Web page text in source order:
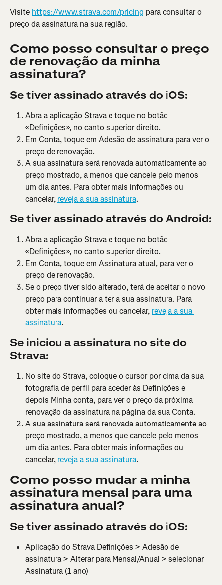
Visite https://www.strava.com/pricing para consultar o
preço da assinatura na sua região.
Como posso consultar o preço
de renovação da minha
assinatura?
Se tiver assinado através do iOS:
Abra a aplicação Strava e toque no botão
«Definições», no canto superior direito.
Em Conta, toque em Adesão de assinatura para ver o
preço de renovação.
A sua assinatura será renovada automaticamente ao
preço mostrado, a menos que cancele pelo menos
um dia antes. Para obter mais informações ou
cancelar, reveja a sua assinatura.
Se tiver assinado através do Android:
Abra a aplicação Strava e toque no botão
«Definições», no canto superior direito.
Em Conta, toque em Assinatura atual, para ver o
preço de renovação.
Se o preço tiver sido alterado, terá de aceitar o novo
preço para continuar a ter a sua assinatura. Para
obter mais informações ou cancelar, reveja a sua
assinatura.
Se iniciou a assinatura no site do
Strava:
No site do Strava, coloque o cursor por cima da sua
fotografia de perfil para aceder às Definições e
depois Minha conta, para ver o preço da próxima
renovação da assinatura na página da sua Conta.
A sua assinatura será renovada automaticamente ao
preço mostrado, a menos que cancele pelo menos
um dia antes. Para obter mais informações ou
cancelar, reveja a sua assinatura.
Como posso mudar a minha
assinatura mensal para uma
assinatura anual?
Se tiver assinado através do iOS:
Aplicação do Strava Definições > Adesão de
assinatura > Alterar para Mensal/Anual > selecionar
Assinatura (1 ano)